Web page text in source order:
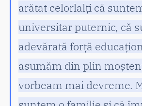
arătat celorlalți că
universitar puternic, că
adevărată forță
asumăm din plin
vorbeam mai devreme.